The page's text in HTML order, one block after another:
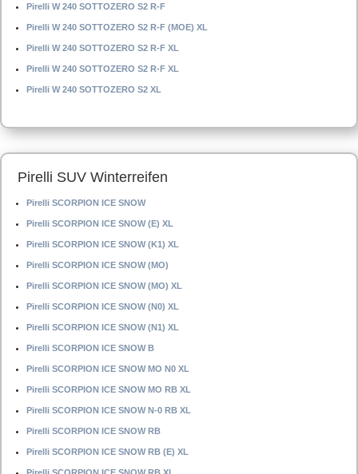
Pirelli W 240 SOTTOZERO S2 R-F
Pirelli W 240 SOTTOZERO S2 R-F (MOE) XL
Pirelli W 240 SOTTOZERO S2 R-F XL
Pirelli W 240 SOTTOZERO S2 R-F XL
Pirelli W 240 SOTTOZERO S2 XL
Pirelli SUV Winterreifen
Pirelli SCORPION ICE SNOW
Pirelli SCORPION ICE SNOW (E) XL
Pirelli SCORPION ICE SNOW (K1) XL
Pirelli SCORPION ICE SNOW (MO)
Pirelli SCORPION ICE SNOW (MO) XL
Pirelli SCORPION ICE SNOW (N0) XL
Pirelli SCORPION ICE SNOW (N1) XL
Pirelli SCORPION ICE SNOW B
Pirelli SCORPION ICE SNOW MO N0 XL
Pirelli SCORPION ICE SNOW MO RB XL
Pirelli SCORPION ICE SNOW N-0 RB XL
Pirelli SCORPION ICE SNOW RB
Pirelli SCORPION ICE SNOW RB (E) XL